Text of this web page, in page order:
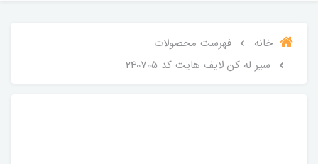
خانه
فهرست محصولات
سیر له کن لایف هایت کد 240705